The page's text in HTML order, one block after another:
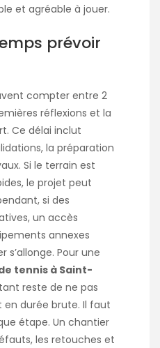
et agréable à jouer.
prévoir
compter entre 2
réflexions et la
Ce délai inclut
la préparation
Si le terrain est
le projet peut
si des
un accès
annexes
s’allonge. Pour une
tennis à Saint-
reste de ne pas
durée brute. Il faut
étape. Un chantier
les retouches et